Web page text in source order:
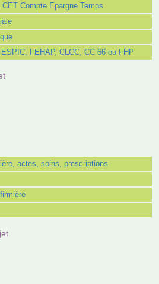
Compte Epargne Temps
FEHAP, CLCC, CC 66 ou FHP
actes, soins, prescriptions